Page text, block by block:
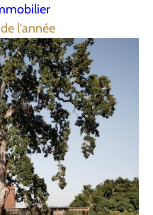
l'année